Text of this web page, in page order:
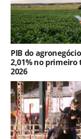
PIB do
2,01% no
2026